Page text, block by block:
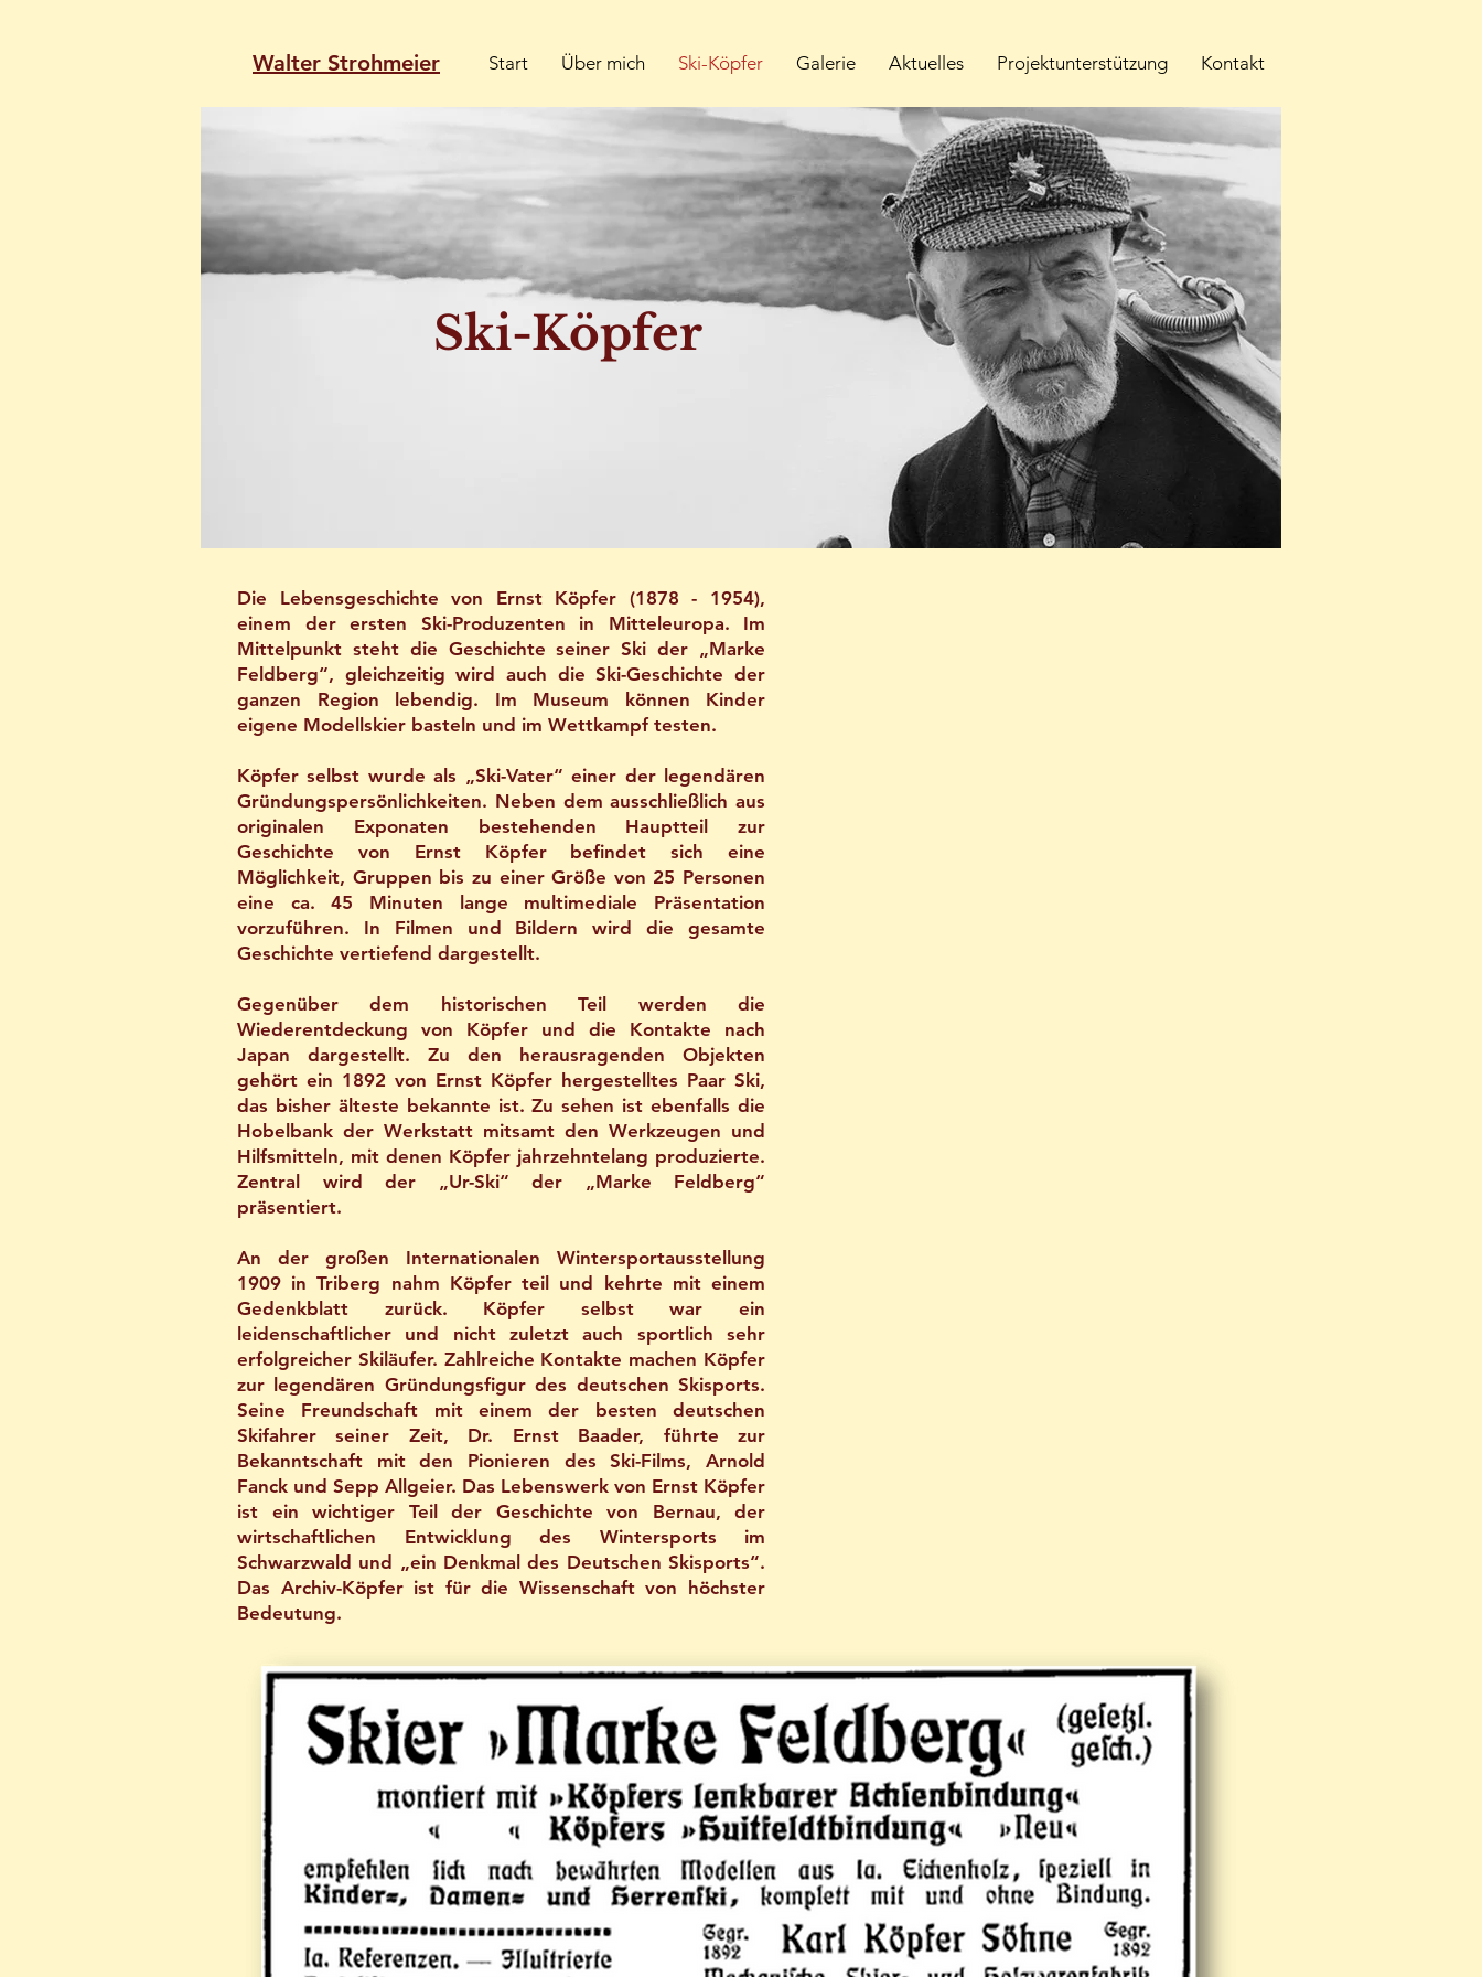
Start Über mich Ski-Köpfer Galerie Aktuelles Projektunterstützung Kontakt
Walter Strohmeier
Ski-Köpfer
Die Lebensgeschichte von Ernst Köpfer (1878 - 1954),
einem der ersten Ski-Produzenten in Mitteleuropa. Im
Mittelpunkt steht die Geschichte seiner Ski der „Marke
Feldberg“, gleichzeitig wird auch die Ski-Geschichte der
ganzen Region lebendig. Im Museum können Kinder
eigene Modellskier basteln und im Wettkampf testen.
Köpfer selbst wurde als „Ski-Vater“ einer der legendären
Gründungspersönlichkeiten. Neben dem ausschließlich aus
originalen Exponaten bestehenden Hauptteil zur
Geschichte von Ernst Köpfer befindet sich eine
Möglichkeit, Gruppen bis zu einer Größe von 25 Personen
eine ca. 45 Minuten lange multimediale Präsentation
vorzuführen. In Filmen und Bildern wird die gesamte
Geschichte vertiefend dargestellt.
Gegenüber dem historischen Teil werden die
Wiederentdeckung von Köpfer und die Kontakte nach
Japan dargestellt. Zu den herausragenden Objekten
gehört ein 1892 von Ernst Köpfer hergestelltes Paar Ski,
das bisher älteste bekannte ist. Zu sehen ist ebenfalls die
Hobelbank der Werkstatt mitsamt den Werkzeugen und
Hilfsmitteln, mit denen Köpfer jahrzehntelang produzierte.
Zentral wird der „Ur-Ski“ der „Marke Feldberg“
präsentiert.
An der großen Internationalen Wintersportausstellung
1909 in Triberg nahm Köpfer teil und kehrte mit einem
Gedenkblatt zurück. Köpfer selbst war ein
leidenschaftlicher und nicht zuletzt auch sportlich sehr
erfolgreicher Skiläufer. Zahlreiche Kontakte machen Köpfer
zur legendären Gründungsfigur des deutschen Skisports.
Seine Freundschaft mit einem der besten deutschen
Skifahrer seiner Zeit, Dr. Ernst Baader, führte zur
Bekanntschaft mit den Pionieren des Ski-Films, Arnold
Fanck und Sepp Allgeier. Das Lebenswerk von Ernst Köpfer
ist ein wichtiger Teil der Geschichte von Bernau, der
wirtschaftlichen Entwicklung des Wintersports im
Schwarzwald und „ein Denkmal des Deutschen Skisports“.
Das Archiv-Köpfer ist für die Wissenschaft von höchster
Bedeutung.​